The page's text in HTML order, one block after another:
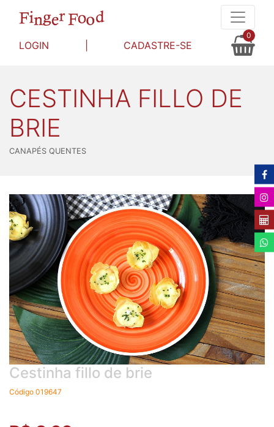
LOGIN CADASTRE-SE
0
CESTINHA FILLO DE
BRIE
CANAPÉS QUENTES
Cestinha fillo de brie
Código 019647